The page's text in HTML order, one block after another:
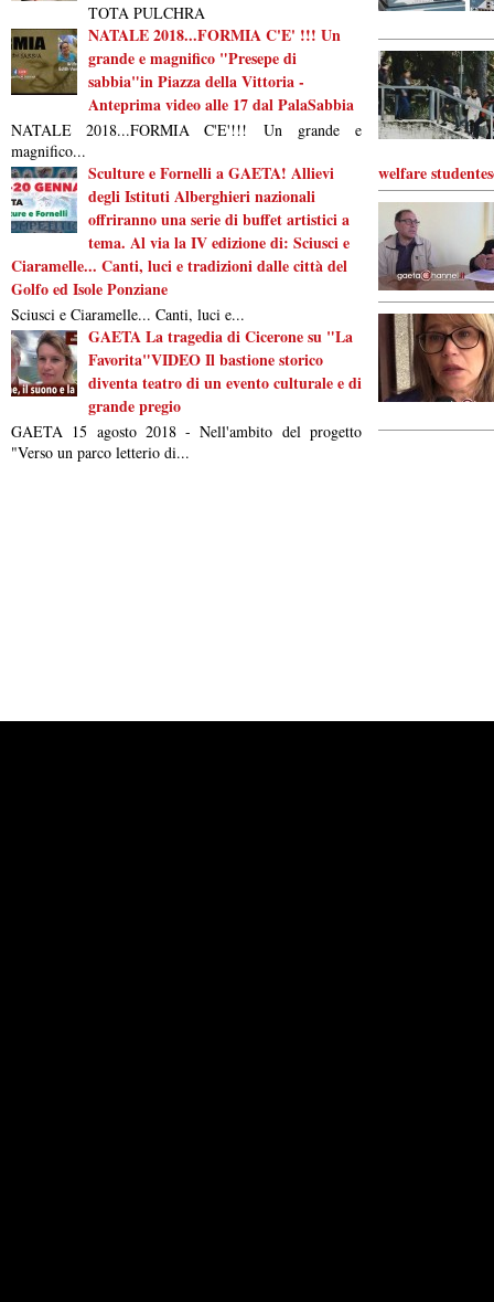
TOTA PULCHRA
NATALE 2018...FORMIA C'E' !!! Un
grande e magnifico "Presepe di
sabbia"in Piazza della Vittoria -
Anteprima video alle 17 dal PalaSabbia
NATALE 2018...FORMIA C'E'!!! Un grande e
magnifico...
Sculture e Fornelli a GAETA! Allievi
degli Istituti Alberghieri nazionali
offriranno una serie di buffet artistici a
tema. Al via la IV edizione di: Sciusci e
Ciaramelle... Canti, luci e tradizioni dalle città del
Golfo ed Isole Ponziane
Sciusci e Ciaramelle... Canti, luci e...
GAETA La tragedia di Cicerone su "La
Favorita"VIDEO Il bastione storico
diventa teatro di un evento culturale e di
grande pregio
GAETA 15 agosto 2018 - Nell'ambito del progetto
"Verso un parco letterio di...
welfare